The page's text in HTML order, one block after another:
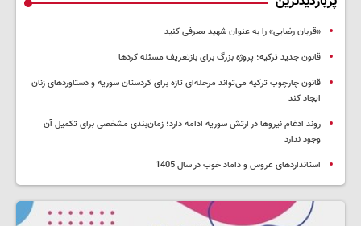
«قربان رضایی» را به عنوان شهید معرفی کنید
قانون جدید ترکیه؛ پروژه بزرگ‌ برای بازتعریف مسئله کردها
قانون چارچوب ترکیه می‌تواند مرحله‌ای تازه برای کردستان سوریه و دستاوردهای زنان
ایجاد کند
روند ادغام نیروها در ارتش سوریه ادامه دارد؛ زمان‌بندی مشخصی برای تکمیل آن
وجود ندارد
استانداردهای عروس و داماد خوب در سال 1405